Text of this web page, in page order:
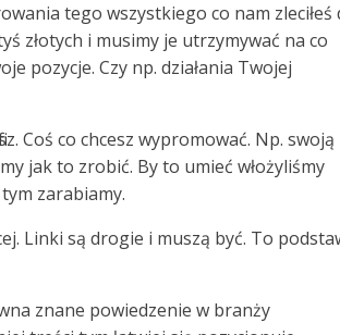
tego wszystkiego co nam zleciłeś
złotych i musimy je utrzymywać na co
pozycje. Czy np. działania Twojej
Coś co chcesz wypromować. Np. swoją
jak to zrobić. By to umieć włożyliśmy
zarabiamy.
Linki są drogie i muszą być. To
znane powiedzenie w branży